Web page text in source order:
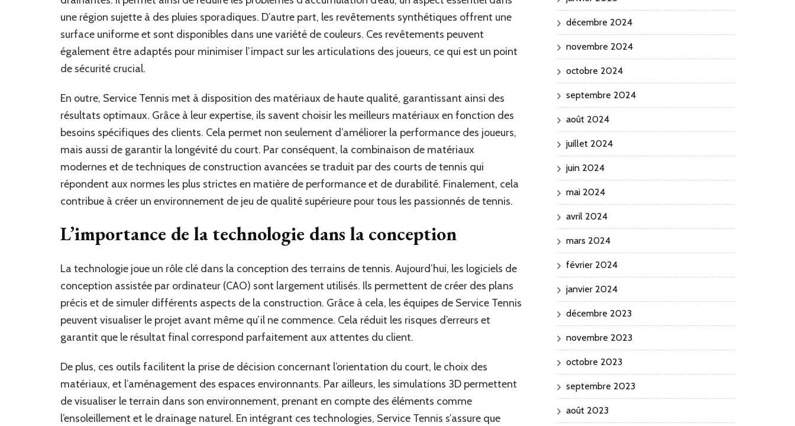
une région sujette à des pluies sporadiques. D’autre part, les revêtements synthétiques offrent une
surface uniforme et sont disponibles dans une variété de couleurs. Ces revêtements peuvent
également être adaptés pour minimiser l’impact sur les articulations des joueurs, ce qui est un point
de sécurité crucial.
En outre, Service Tennis met à disposition des matériaux de haute qualité, garantissant ainsi des
résultats optimaux. Grâce à leur expertise, ils savent choisir les meilleurs matériaux en fonction des
besoins spécifiques des clients. Cela permet non seulement d’améliorer la performance des joueurs,
mais aussi de garantir la longévité du court. Par conséquent, la combinaison de matériaux
modernes et de techniques de construction avancées se traduit par des courts de tennis qui
répondent aux normes les plus strictes en matière de performance et de durabilité. Finalement, cela
contribue à créer un environnement de jeu de qualité supérieure pour tous les passionnés de tennis.
L’importance de la technologie dans la conception
La technologie joue un rôle clé dans la conception des terrains de tennis. Aujourd’hui, les logiciels de
conception assistée par ordinateur (CAO) sont largement utilisés. Ils permettent de créer des plans
précis et de simuler différents aspects de la construction. Grâce à cela, les équipes de Service Tennis
peuvent visualiser le projet avant même qu’il ne commence. Cela réduit les risques d’erreurs et
garantit que le résultat final correspond parfaitement aux attentes du client.
De plus, ces outils facilitent la prise de décision concernant l’orientation du court, le choix des
matériaux, et l’aménagement des espaces environnants. Par ailleurs, les simulations 3D permettent
de visualiser le terrain dans son environnement, prenant en compte des éléments comme
l’ensoleillement et le drainage naturel. En intégrant ces technologies, Service Tennis s’assure que
décembre 2024
novembre 2024
octobre 2024
septembre 2024
août 2024
juillet 2024
juin 2024
mai 2024
avril 2024
mars 2024
février 2024
janvier 2024
décembre 2023
novembre 2023
octobre 2023
septembre 2023
août 2023